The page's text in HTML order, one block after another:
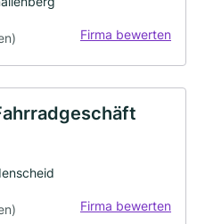
Firma bewerten
Firma bewerten